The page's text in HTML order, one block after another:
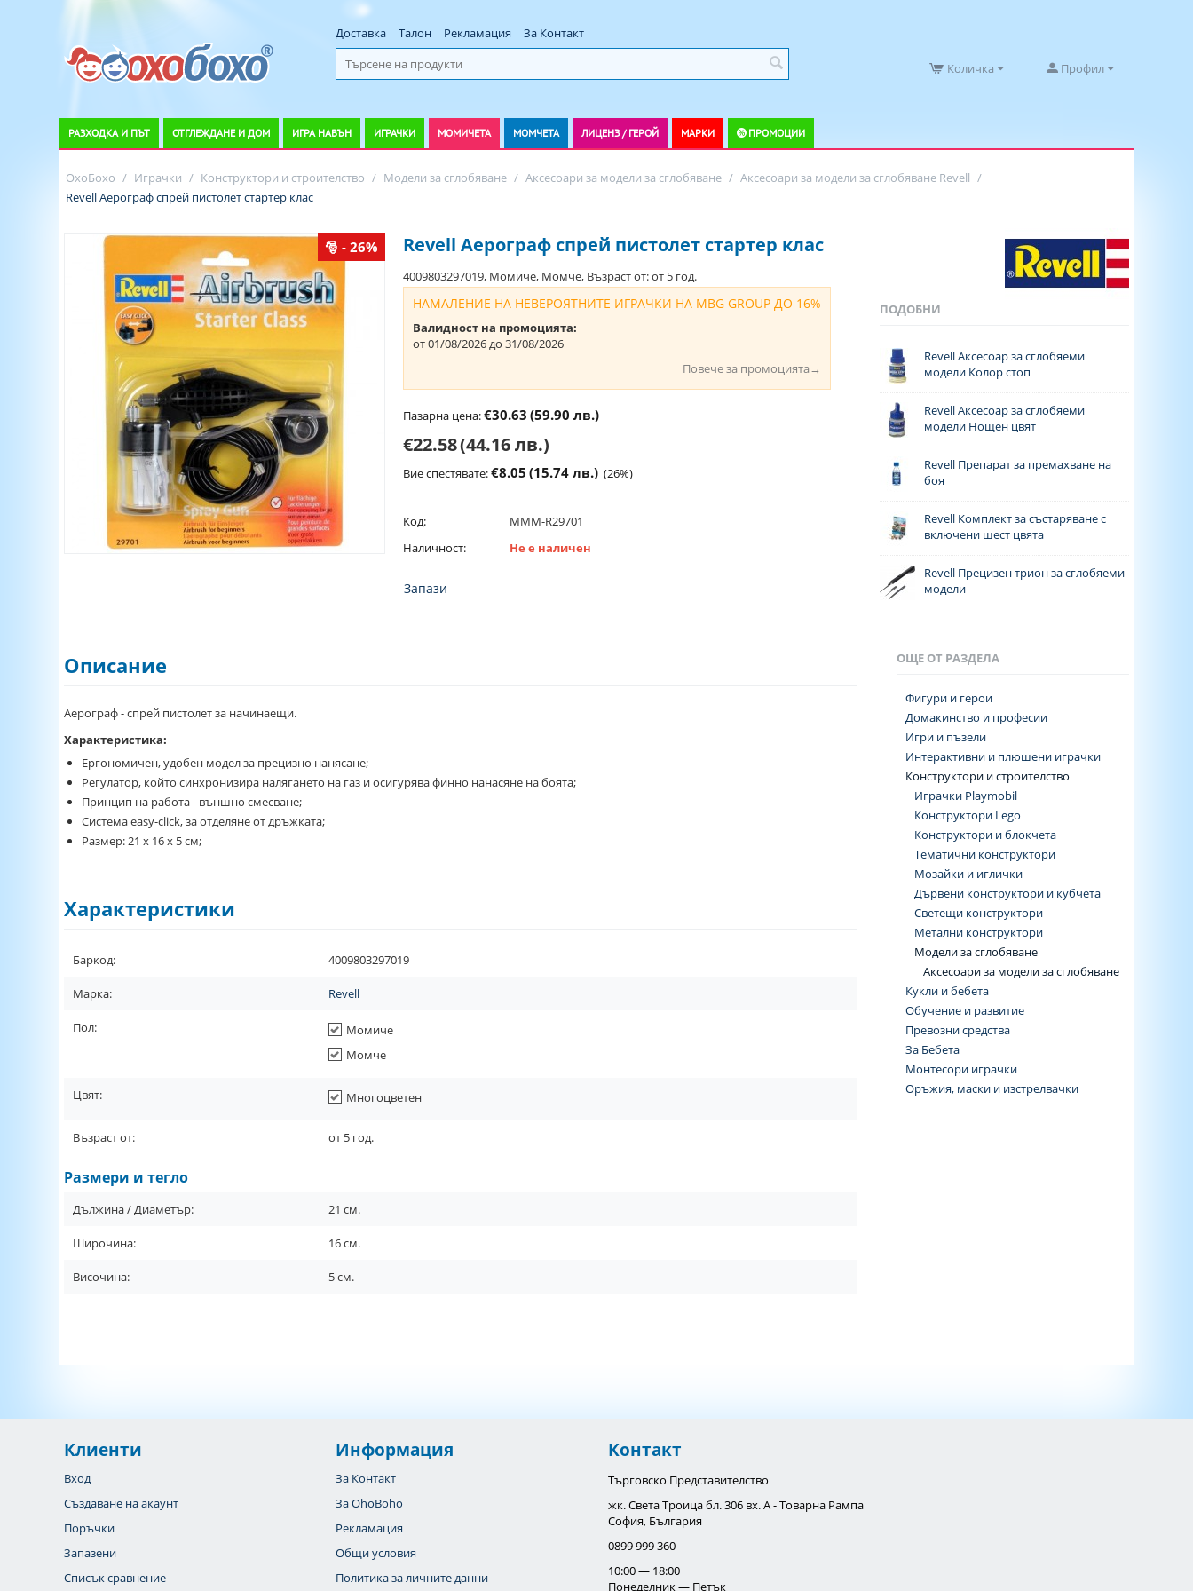
Доставка Талон Рекламация За Контакт
Профил
Количка
РАЗХОДКА И ПЪТ ОТГЛЕЖДАНЕ И ДОМ ИГРА НАВЪН ИГРАЧКИ МОМИЧЕТА МОМЧЕТА ЛИЦЕНЗ / ГЕРОЙ МАРКИ ПРОМОЦИИ
ОхоБохо / Играчки / Конструктори и строителство / Модели за сглобяване / Аксесоари за модели за сглобяване / Аксесоари за модели за сглобяване Revell /
Revell Аерограф спрей пистолет стартер клас
- 26% Revell Аерограф спрей пистолет стартер клас
4009803297019, Момиче, Момче, Възраст от: от 5 год.
НАМАЛЕНИЕ НА НЕВЕРОЯТНИТЕ ИГРАЧКИ НА MBG GROUP ДО 16%
Валидност на промоцията:
от 01/08/2026 до 31/08/2026
Повече за промоцията→
Пазарна цена:€30.63(59.90 лв.)
€22.58(44.16 лв.)
Вие спестявате:€8.05 (15.74 лв.) (26%)
Код:
MMM-R29701
Наличност:
Не е наличен
Запази
Описание
Аерограф - спрей пистолет за начинаещи.
Характеристика:
Ергономичен, удобен модел за прецизно нанясане;
Регулатор, който синхронизира налягането на газ и осигурява финно нанасяне на боята;
Принцип на работа - външно смесване;
Система easy-click, за отделяне от дръжката;
Размер: 21 х 16 х 5 см;
Характеристики
Баркод: 4009803297019
Марка: Revell
Пол:
Момиче
Момче
Цвят: Многоцветен
Възраст от: от 5 год.
Размери и тегло
Дължина / Диаметър: 21 см.
Широчина: 16см.
Височина: 5см.
ПОДОБНИ
Revell Аксесоар за сглобяеми
модели Колор стоп
Revell Аксесоар за сглобяеми
модели Нощен цвят
Rеvell Препарат за премахване на
боя
Revell Комплект за състаряване с
включени шест цвята
Revell Прецизен трион за сглобяеми
модели
ОЩЕ ОТ РАЗДЕЛА
Фигури и герои
Домакинство и професии
Игри и пъзели
Интерактивни и плюшени играчки
Конструктори и строителство
Играчки Playmobil
Конструктори Lego
Конструктори и блокчета
Тематични конструктори
Мозайки и иглички
Дървени конструктори и кубчета
Светещи конструктори
Метални конструктори
Модели за сглобяване
Аксесоари за модели за сглобяване
Кукли и бебета
Обучение и развитие
Превозни средства
За Бебета
Монтесори играчки
Оръжия, маски и изстрелвачки
Клиенти
Вход
Създаване на акаунт
Поръчки
Запазени
Списък сравнение
Информация
За Контакт
За OhoBoho
Рекламация
Общи условия
Политика за личните данни
Контакт
Търговско Представителство
жк. Света Троица бл. 306 вх. А - Товарна Рампа
София, България
0899 999 360
10:00 — 18:00
Понеделник — Петък